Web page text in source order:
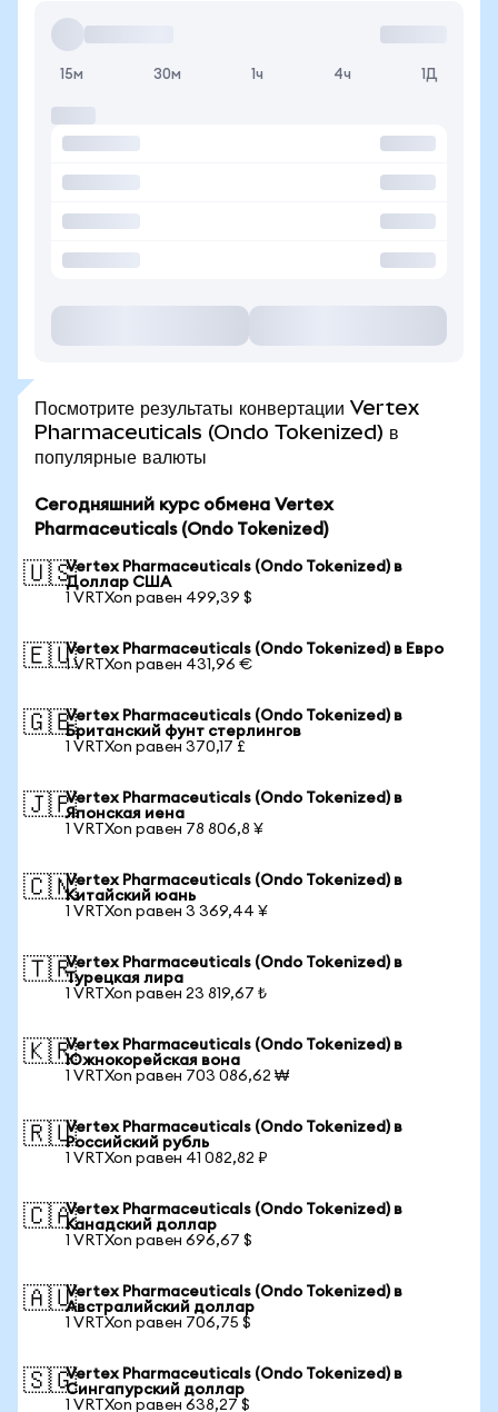
15м 30м 1ч 4ч 1Д
Посмотрите результаты конвертации Vertex
Pharmaceuticals (Ondo Tokenized) в
популярные валюты
Сегодняшний курс обмена Vertex
Pharmaceuticals (Ondo Tokenized)
🇺🇸Vertex Pharmaceuticals (Ondo Tokenized) в
Доллар США
1 VRTXon равен 499,39 $
🇪🇺Vertex Pharmaceuticals (Ondo Tokenized) в Евро
1 VRTXon равен 431,96 €
🇬🇧Vertex Pharmaceuticals (Ondo Tokenized) в
Британский фунт стерлингов
1 VRTXon равен 370,17 £
🇯🇵Vertex Pharmaceuticals (Ondo Tokenized) в
Японская иена
1 VRTXon равен 78 806,8 ¥
🇨🇳Vertex Pharmaceuticals (Ondo Tokenized) в
Китайский юань
1 VRTXon равен 3 369,44 ¥
🇹🇷Vertex Pharmaceuticals (Ondo Tokenized) в
Турецкая лира
1 VRTXon равен 23 819,67 ₺
🇰🇷Vertex Pharmaceuticals (Ondo Tokenized) в
Южнокорейская вона
1 VRTXon равен 703 086,62 ₩
🇷🇺Vertex Pharmaceuticals (Ondo Tokenized) в
Российский рубль
1 VRTXon равен 41 082,82 ₽
🇨🇦Vertex Pharmaceuticals (Ondo Tokenized) в
Канадский доллар
1 VRTXon равен 696,67 $
🇦🇺Vertex Pharmaceuticals (Ondo Tokenized) в
Австралийский доллар
1 VRTXon равен 706,75 $
🇸🇬Vertex Pharmaceuticals (Ondo Tokenized) в
Сингапурский доллар
1 VRTXon равен 638,27 $